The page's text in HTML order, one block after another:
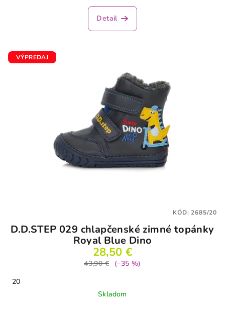
Detail
VÝPREDAJ
D.D.STEP 029 chlapčenské zimné topánky
Royal Blue Dino
28,50 €
43,90 €
(–35 %)
20
Skladom
KÓD:2685/20